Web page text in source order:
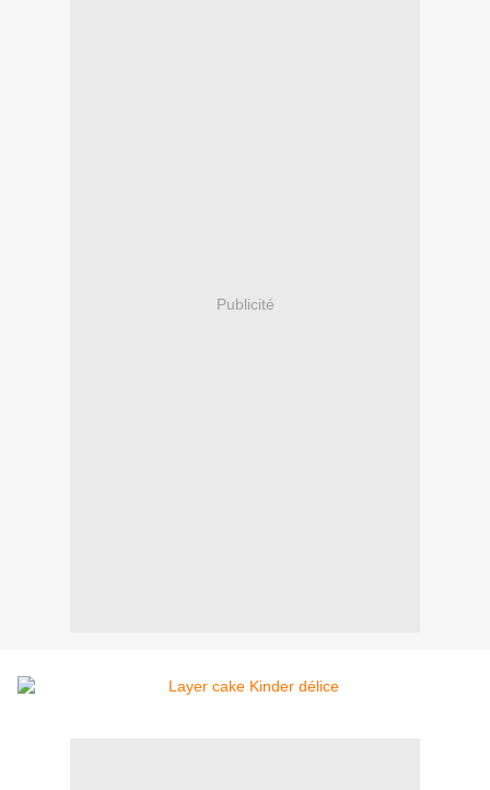
Publicité